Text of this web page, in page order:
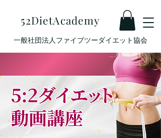
52DietAcademy
​一般社団法人ファイブツーダイエット協会